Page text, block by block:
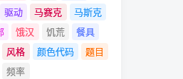
驱动 马赛克
马斯克
饿汉 饥荒
餐具
风格 颜色代码
题目
频率